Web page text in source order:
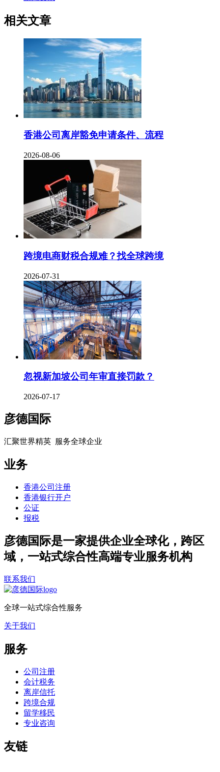
相关文章
香港公司离岸豁免申请条件、流程
2026-08-06
跨境电商财税合规难？找全球跨境
2026-07-31
忽视新加坡公司年审直接罚款？
2026-07-17
彦德国际
汇聚世界精英 服务全球企业
业务
香港公司注册
香港银行开户
公证
报税
彦德国际是一家提供企业全球化，跨区
域，一站式综合性高端专业服务机构
联系我们
全球一站式综合性服务
关于我们
服务
公司注册
会计税务
离岸信托
跨境合规
留学移民
专业咨询
友链